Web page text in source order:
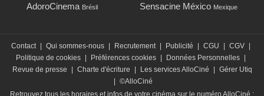
AdoroCinema Brésil Sensacine México Mexique
Contact | Qui sommes-nous | Recrutement | Publicité | CGU | CGV |
Politique de cookies | Préférences cookies | Données Personnelles |
Revue de presse
| Charte d'écriture | Les services AlloCiné | Gérer Utiq
| ©AlloCiné
Retrouvez tous les horaires et infos de votre cinéma sur le numéro AlloCiné :